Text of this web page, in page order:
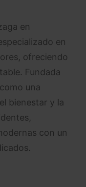
en
en
ofreciendo
Fundada
una
bienestar y la
con un